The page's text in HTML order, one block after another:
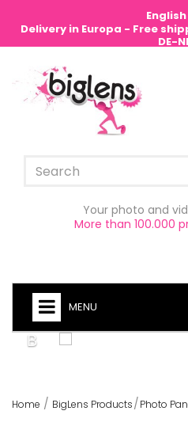
English
Delivery in Europa - Free
DE-
Your photo and
More than 100.000
MENU
Home BigLens Products Photo